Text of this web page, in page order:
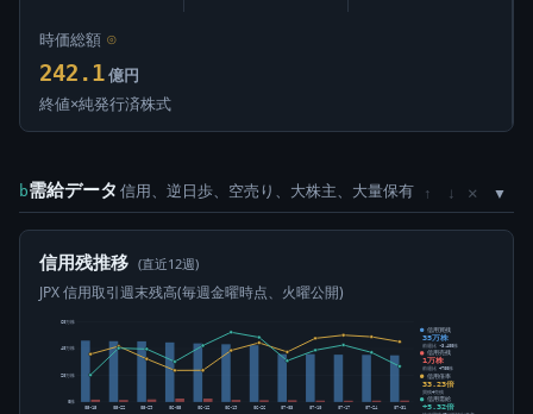
時価総額 ⊙
242.1 億円
終値×純発行済株式
b需給データ 信用、逆日歩、空売り、大株主、大量保有 ↑ ↓ ×
信用残推移 (直近12週)
JPX 信用取引週末残高(毎週金曜時点、火曜公開)
0株
20万株
40万株
60万株
05-15 05-22 05-29 06-05 06-12 06-19 06-26 07-03 07-10 07-17 07-24 07-31
信用買残
35万株
前週比 -3,400株
信用売残
1万株
前週比 +700株
信用倍率
33.23倍
買残÷売残
信用需給
+5.32倍